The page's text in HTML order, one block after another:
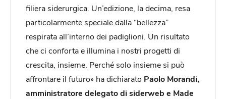
filiera siderurgica. Un’edizione, la decima, resa
particolarmente speciale dalla “bellezza”
respirata all’interno dei padiglioni. Un risultato
che ci conforta e illumina i nostri progetti di
crescita, insieme. Perché solo insieme si può
affrontare il futuro» ha dichiarato Paolo Morandi,
amministratore delegato di siderweb e Made